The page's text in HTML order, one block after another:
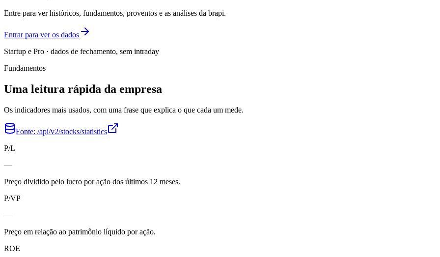
Entre para ver históricos, fundamentos, proventos e as análises da brapi.
Entrar para ver os dados
Startup e Pro · dados de fechamento, sem intraday
Fundamentos
Uma leitura rápida da empresa
Os indicadores mais usados, com uma frase que explica o que cada um mede.
Fonte: /api/v2/stocks/statistics
P/L
—
Preço dividido pelo lucro por ação dos últimos 12 meses.
P/VP
—
Preço em relação ao patrimônio líquido por ação.
ROE